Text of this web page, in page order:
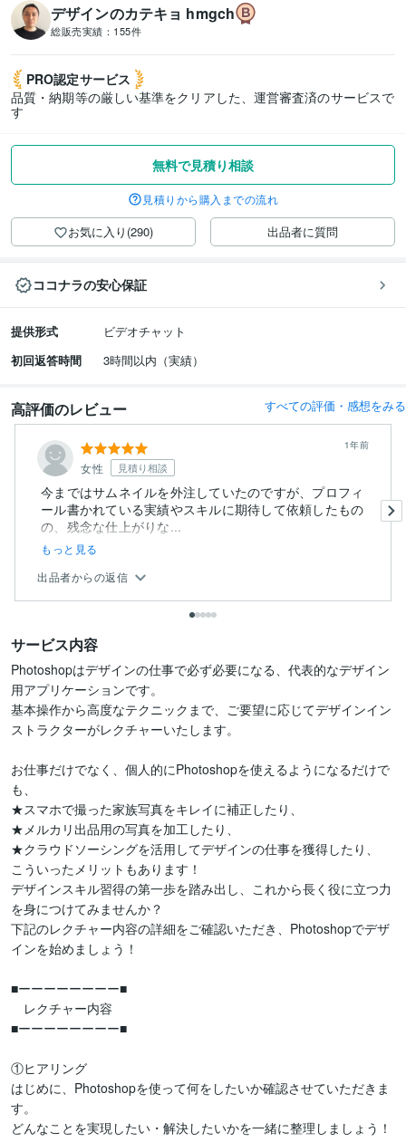
デザインのカテキョ hmgch
総販売実績： 155件
PRO認定サービス
品質・納期等の厳しい基準をクリアした、運営審査済のサービスで
す
無料で見積り相談
見積りから購入までの流れ
お気に入り(290) 出品者に質問
ココナラの安心保証
提供形式
ビデオチャット
初回返答時間
3時間以内（実績）
高評価のレビュー すべての評価・感想をみる
女性 見積り相談
1年前
今まではサムネイルを外注していたのですが、プロフィ
ール書かれている実績やスキルに期待して依頼したもの
の、残念な仕上がりな...
もっと見る
出品者からの返信
サービス内容
Photoshopはデザインの仕事で必ず必要になる、代表的なデザイン
用アプリケーションです。
基本操作から高度なテクニックまで、ご要望に応じてデザインイン
ストラクターがレクチャーいたします。
お仕事だけでなく、個人的にPhotoshopを使えるようになるだけで
も、
★スマホで撮った家族写真をキレイに補正したり、
★メルカリ出品用の写真を加工したり、
★クラウドソーシングを活用してデザインの仕事を獲得したり、
こういったメリットもあります！
デザインスキル習得の第一歩を踏み出し、これから長く役に立つ力
を身につけてみませんか？
下記のレクチャー内容の詳細をご確認いただき、Photoshopでデザ
インを始めましょう！
■ーーーーーーーー■
レクチャー内容
■ーーーーーーーー■
①ヒアリング
はじめに、Photoshopを使って何をしたいか確認させていただきま
す。
どんなことを実現したい・解決したいかを一緒に整理しましょう！